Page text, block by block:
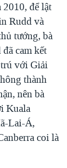
2010, để lật
Rudd và
tướng, bà
cam kết
với Giải
thành
nên bà
Kuala
Lai-Á,
coi là